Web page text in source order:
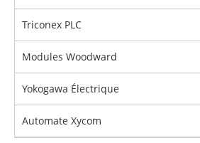
Triconex PLC
Modules Woodward
Yokogawa Électrique
Automate Xycom